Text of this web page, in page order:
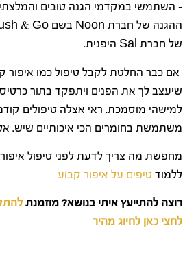
– השתמשי במקדמי הגנה טובים
של חברת Sal היפנית.
אם כבר החלטת לקבל טיפול כמו איפור
שיעצב לך את הפנים ויתפקד בתור
למישהי מוסמכת. ראי אצלה טיפולים
משתמשת בחומרים הכי איכותיים שיש.
מחפשת מה צריך לדעת לפני טיפול
ללמוד טיפים על איפור קבוע
רוצה להתייעץ איתי בנושא? מוזמנת
לחצי כאן לחיוג מהיר